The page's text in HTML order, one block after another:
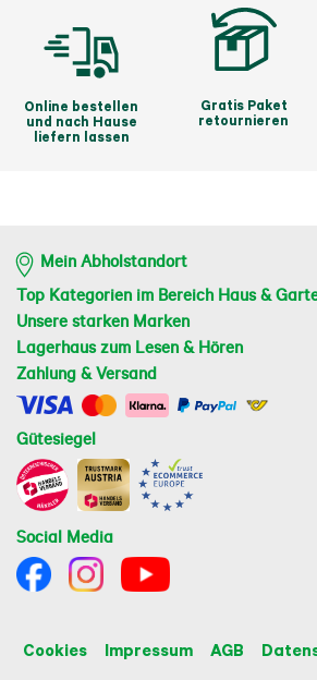
Online bestellen
und nach Hause
liefern lassen
Gratis Paket
retournieren
Mein Abholstandort
Top Kategorien im Bereich Haus &
Unsere starken Marken
Lagerhaus zum Lesen & Hören
Zahlung & Versand
Gütesiegel
Social Media
Cookies Impressum AGB